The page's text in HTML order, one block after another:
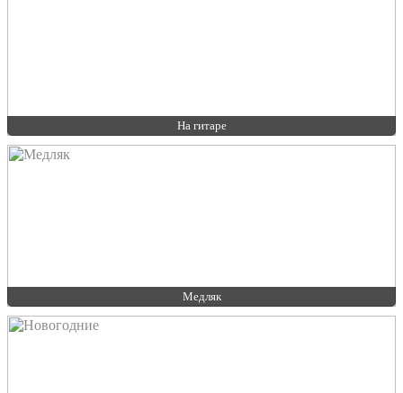
На гитаре
Медляк